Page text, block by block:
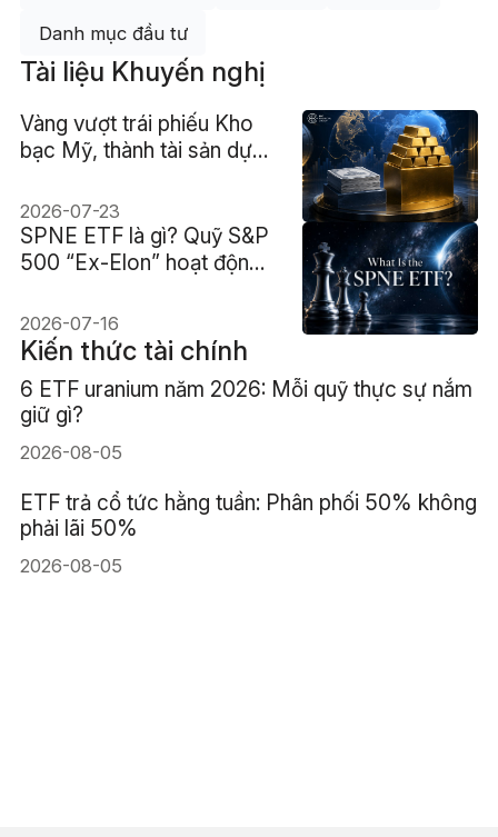
Danh mục đầu tư
Tài liệu Khuyến nghị
Vàng vượt trái phiếu Kho
bạc Mỹ, thành tài sản dự
kể từ 1996
2026-07-23
SPNE ETF là gì? Quỹ S&P
500 “Ex-Elon” hoạt động
2026-07-16
Kiến thức tài chính
6 ETF uranium năm 2026: Mỗi quỹ thực sự nắm
giữ gì?
2026-08-05
ETF trả cổ tức hằng tuần: Phân phối 50% không
phải lãi 50%
2026-08-05